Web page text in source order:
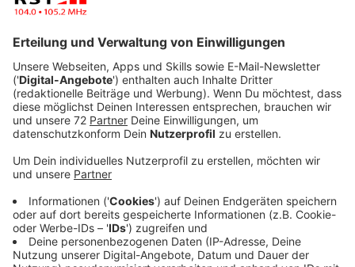
Anzeige
Gewalt gegen Kinder lässt sich nicht auf körperliche
Misshandlung reduzieren. Psychische Misshandlung
kam 2020 sogar noch häufiger vor. Die Berater:innen
werden auch aktiv, wenn es um Vernachlässigung geht,
und in vielen Fällen gibt es Kombinationen der
Anzeige